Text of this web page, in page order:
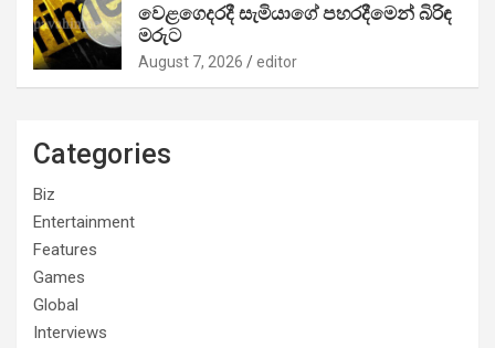
වෙළගෙදරදී සැමියාගේ පහරදීමෙන් බිරිඳ
මරුට
August 7, 2026 editor
Categories
Biz
Entertainment
Features
Games
Global
Interviews